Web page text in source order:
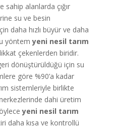
sahip alanlarda çığır
su ve besin
daha hızlı büyür ve daha
yöntemyeni nesil tarım
çekenlerden biridir.
dönüştürüldüğü için su
göre %90’a kadar
sistemleriyle birlikte
dahi üretim
yeni nesil tarım
daha kısa ve kontrollü